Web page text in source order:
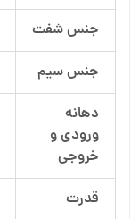
جنس شفت
جنس سیم
دهانه
ورودی و
خروجی
قدرت